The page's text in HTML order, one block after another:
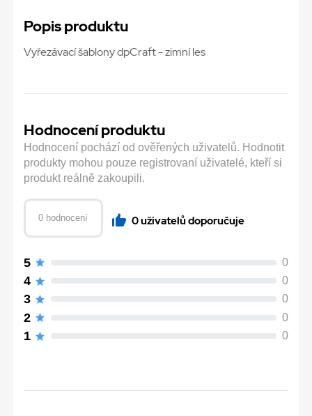
Popis produktu
Vyřezávací šablony dpCraft - zimní les
Hodnocení produktu
Hodnocení pochází od ověřených uživatelů. Hodnotit
produkty mohou pouze registrovaní uživatelé, kteří si
produkt reálně zakoupili.
0 hodnocení 0 uživatelů doporučuje
5 0
4 0
3 0
2 0
1 0